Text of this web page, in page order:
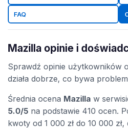
FAQ
Mazilla opinie i
Sprawdź opinie użytkowników
działa dobrze, co bywa
Średnia ocena Mazilla w
5.0/5 na podstawie 410 ocen.
kwoty od 1 000 zł do 10 000